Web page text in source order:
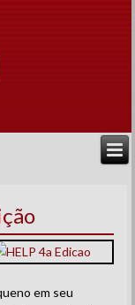
em seu